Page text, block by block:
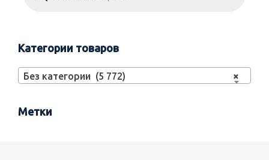
Категории товаров
×
Без категории (5 772)
Метки